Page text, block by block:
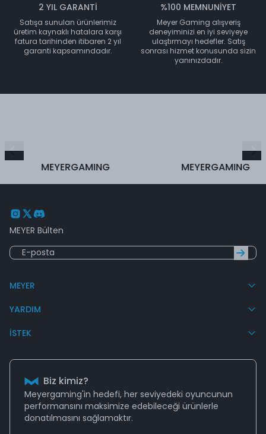
2 YIL GARANTİ
Satışa sunulan ürünlerimiz
üretim kaynaklı hatalara karşı
fatura tarihinden itibaren 2 yıl
garanti kapsamındadır.
%100 MEMNUNİYET
Meyer Gaming alışveriş
deneyiminizi en iyi seviyeye
ulaştırmayı hedefler. Satış
sonrası hizmet konusunda sizin
yanınızdadır.
MEYERGAMING MEYERGAMING
MEYER Bülten
MEYER
YARDIM
İSTEK
Biz kimiz?
Meyergaming'in hedefi, her seviyedeki oyuncunun
performansını maksimize edebileceği ürünlerle
donatılmasını sağlamaktır.